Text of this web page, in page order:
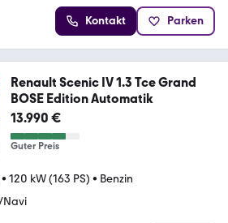
Kontakt Parken
Renault Scenic IV 1.3 Tce Grand
BOSE Edition Automatik
13.990 €
Guter Preis
• 120 kW (163 PS) • Benzin
Navi